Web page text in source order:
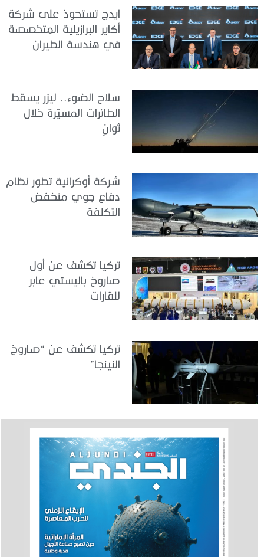
ايدج تستحوذ على شركة
أكاير البرازيلية المتخصصة
في هندسة الطيران
سلاح الضوء.. ليزر يسقط
الطائرات المسيّرة خلال
ثوانٍ
شركة أوكرانية تطور نظام
دفاع جوي منخفض
التكلفة
تركيا تكشف عن أول
صاروخ باليستي عابر
للقارات
تركيا تكشف عن “صاروخ
النينجا”